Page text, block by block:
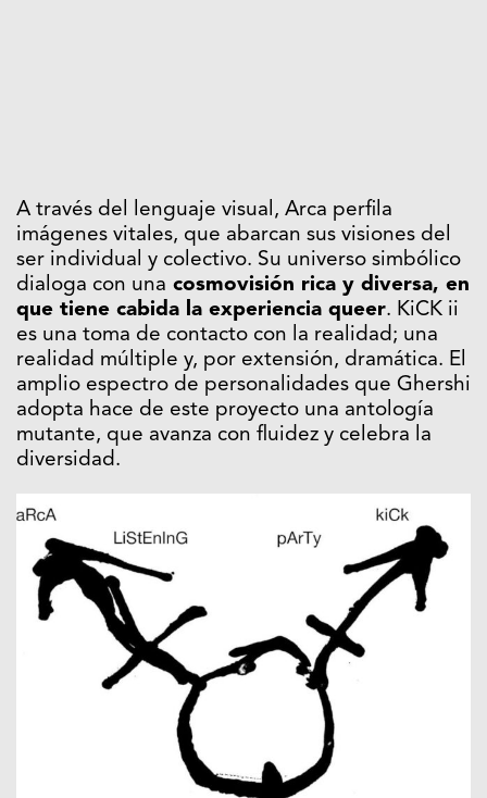
A través del lenguaje visual, Arca perfila
imágenes vitales, que abarcan sus visiones del
ser individual y colectivo. Su universo simbólico
dialoga con una cosmovisión rica y diversa, en
que tiene cabida la experiencia queer. KiCK ii
es una toma de contacto con la realidad; una
realidad múltiple y, por extensión, dramática. El
amplio espectro de personalidades que Ghershi
adopta hace de este proyecto una antología
mutante, que avanza con fluidez y celebra la
diversidad.